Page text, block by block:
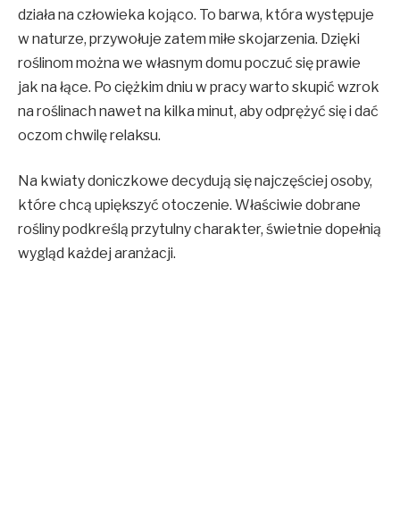
działa na człowieka kojąco. To barwa, która występuje
w naturze, przywołuje zatem miłe skojarzenia. Dzięki
roślinom można we własnym domu poczuć się prawie
jak na łące. Po ciężkim dniu w pracy warto skupić wzrok
na roślinach nawet na kilka minut, aby odprężyć się i dać
oczom chwilę relaksu.
Na kwiaty doniczkowe decydują się najczęściej osoby,
które chcą upiększyć otoczenie. Właściwie dobrane
rośliny podkreślą przytulny charakter, świetnie dopełnią
wygląd każdej aranżacji.